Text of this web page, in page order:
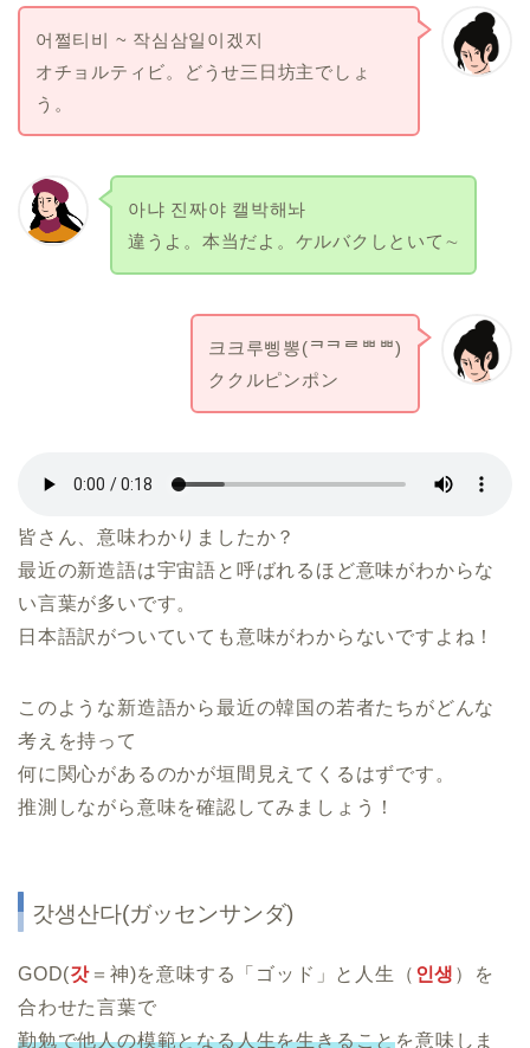
어쩔티비 ~ 작심삼일이겠지
オチョルティビ。どうせ三日坊主でしょ
う。
아냐 진짜야 캘박해놔
違うよ。本当だよ。ケルバクしといて∼
크크루삥뽕(ᄏᄏᄅᄈᄈ)
ククルピンポン
皆さん、意味わかりましたか？
最近の新造語は宇宙語と呼ばれるほど意味がわからな
い言葉が多いです。
日本語訳がついていても意味がわからないですよね！
このような新造語から最近の韓国の若者たちがどんな
考えを持って
何に関心があるのかが垣間見えてくるはずです。
推測しながら意味を確認してみましょう！
갓생산다(ガッセンサンダ)
GOD(갓 ＝神)を意味する「ゴッド」と人生（ 인생 ）を
合わせた言葉で
勤勉で他人の模範となる人生を生きることを意味しま